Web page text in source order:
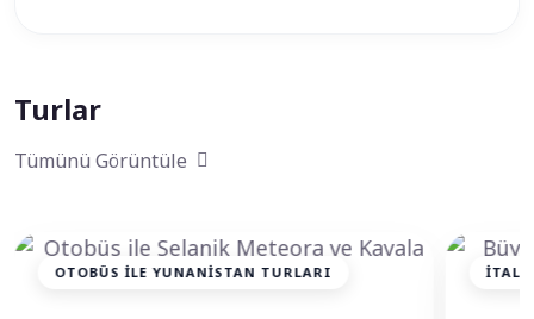
Turlar
Tümünü Görüntüle
OTOBÜS ILE YUNANISTAN TURLARI